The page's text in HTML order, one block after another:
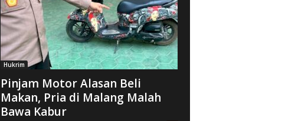
Hukrim
Pinjam Motor Alasan Beli
Makan, Pria di Malang Malah
Bawa Kabur